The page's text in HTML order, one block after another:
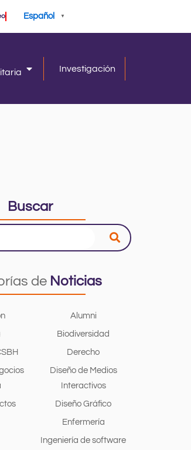
Español ▼
Investigación
Buscar
de Noticias
Alumni
Biodiversidad
Derecho
Diseño de Medios
Interactivos
Diseño Gráfico
Enfermería
Ingeniería de software